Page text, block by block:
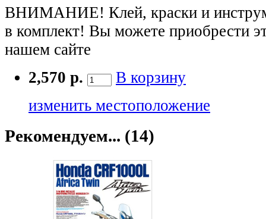
ВНИМАНИЕ! Клей, краски и
в комплект! Вы можете приобрести
нашем сайте
2,570 р.
В корзину
изменить местоположение
Рекомендуем... (14)